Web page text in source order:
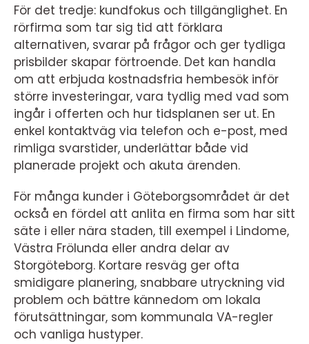
För det tredje: kundfokus och tillgänglighet. En
rörfirma som tar sig tid att förklara
alternativen, svarar på frågor och ger tydliga
prisbilder skapar förtroende. Det kan handla
om att erbjuda kostnadsfria hembesök inför
större investeringar, vara tydlig med vad som
ingår i offerten och hur tidsplanen ser ut. En
enkel kontaktväg via telefon och e-post, med
rimliga svarstider, underlättar både vid
planerade projekt och akuta ärenden.
För många kunder i Göteborgsområdet är det
också en fördel att anlita en firma som har sitt
säte i eller nära staden, till exempel i Lindome,
Västra Frölunda eller andra delar av
Storgöteborg. Kortare resväg ger ofta
smidigare planering, snabbare utryckning vid
problem och bättre kännedom om lokala
förutsättningar, som kommunala VA-regler
och vanliga hustyper.